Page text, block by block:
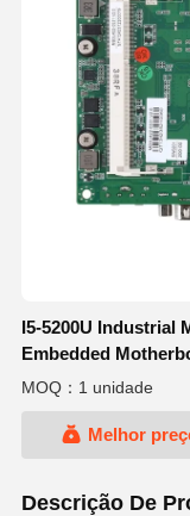
I5-5200U Industrial
Embedded
MOQ：1 unidade
Melhor
Descrição De